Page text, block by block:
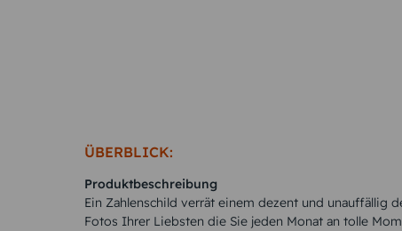
ÜBERBLICK:
Produktbeschreibung
Ein Zahlenschild verrät einem dezent und unauffällig
Fotos Ihrer Liebsten die Sie jeden Monat an tolle